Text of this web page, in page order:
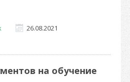
26.08.2021
на обучение